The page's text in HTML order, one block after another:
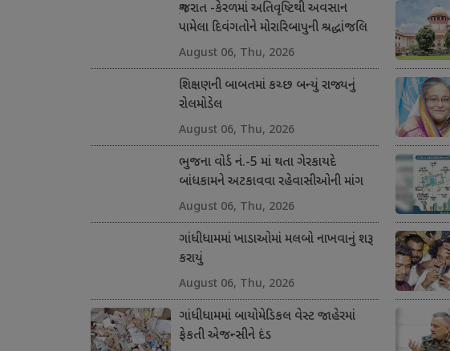
ગુજરાત -કેરળમાં અતિવૃષ્ટિથી અવસાન
પામેલા દિવંગતોને મોરારિબાપુની શ્રદ્ધાંજલિ
અને સહાય
August 06, Thu, 2026
શિક્ષણની બાબતમાં કચ્છ બન્યું રાજ્યનું
રોલમોડેલ
August 06, Thu, 2026
ભુજના વોર્ડ નં.-5 માં થતા ગેરકાયદે
બાંધકામને અટકાવવા રહેવાસીઓની માંગ
August 06, Thu, 2026
ગાંધીધામમાં ખાડાઓમાં મલબો નાખવાનું શરૂ
કરાયું
August 06, Thu, 2026
ગાંધીધામમાં બાયોમેડિકલ વેસ્ટ જાહેરમાં
ફેકતી એજન્સીને દંડ